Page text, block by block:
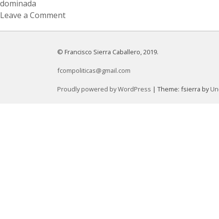
dominada
Leave a Comment
© Francisco Sierra Caballero, 2019.
fcompoliticas@gmail.com
Proudly powered by WordPress | Theme: fsierra by